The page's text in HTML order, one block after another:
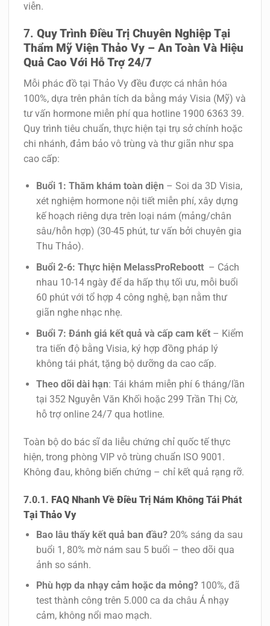
viễn.
Quy Trình Điều Trị Chuyên Nghiệp Tại
Thẩm Mỹ Viện Thảo Vy – An Toàn Và Hiệu
Quả Cao Với Hỗ Trợ 24/7
Mỗi phác đồ tại Thảo Vy đều được cá nhân hóa
100%, dựa trên phân tích da bằng máy Visia (Mỹ) và
tư vấn hormone miễn phí qua hotline 1900 6363 39.
Quy trình tiêu chuẩn, thực hiện tại trụ sở chính hoặc
chi nhánh, đảm bảo vô trùng và thư giãn như spa
cao cấp:
Buổi 1: Thăm khám toàn diện – Soi da 3D Visia,
xét nghiệm hormone nội tiết miễn phí, xây dựng
kế hoạch riêng dựa trên loại nám (mảng/chân
sâu/hỗn hợp) (30-45 phút, tư vấn bởi chuyên gia
Thu Thảo).
Buổi 2-6: Thực hiện MelassProReboott – Cách
nhau 10-14 ngày để da hấp thụ tối ưu, mỗi buổi
60 phút với tổ hợp 4 công nghệ, bạn nằm thư
giãn nghe nhạc nhẹ.
Buổi 7: Đánh giá kết quả và cấp cam kết– Kiểm
tra tiến độ bằng Visia, ký hợp đồng pháp lý
không tái phát, tặng bộ dưỡng da cao cấp.
Theo dõi dài hạn: Tái khám miễn phí 6 tháng/lần
tại 352 Nguyễn Văn Khối hoặc 299 Trần Thị Cờ,
hỗ trợ online 24/7 qua hotline.
Toàn bộ do bác sĩ da liễu chứng chỉ quốc tế thực
hiện, trong phòng VIP vô trùng chuẩn ISO 9001.
Không đau, không biến chứng – chỉ kết quả rạng rỡ.
FAQ Nhanh Về Điều Trị Nám Không Tái Phát
Tại Thảo Vy
Bao lâu thấy kết quả ban đầu?20% sáng da sau
buổi 1, 80% mờ nám sau 5 buổi – theo dõi qua
ảnh so sánh.
Phù hợp da nhạy cảm hoặc da mỏng?100%, đã
test thành công trên 5.000 ca da châu Á nhạy
cảm, không nổi mao mạch.